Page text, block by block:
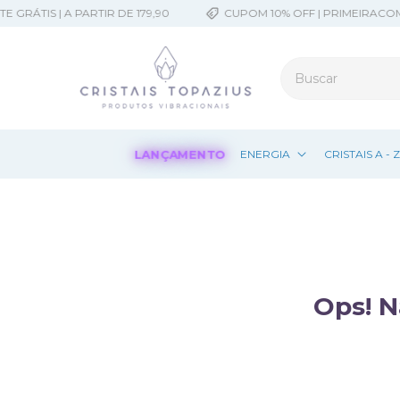
| A PARTIR DE 179,90 CUPOM 10% OFF |
LANÇAMENTO ENERGIA CRISTAIS A - Z
Ops!